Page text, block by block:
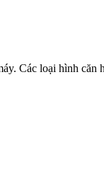
Các loại hình căn